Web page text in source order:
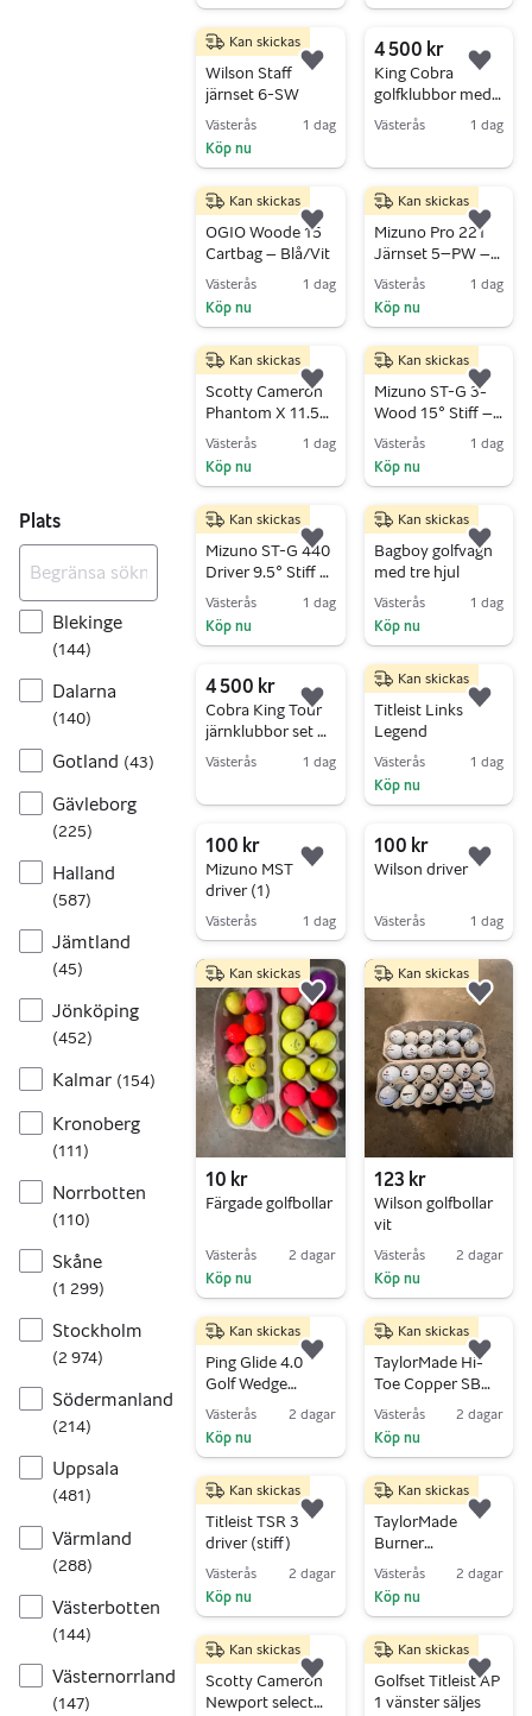
Plats
Blekinge
(144)
Dalarna
(140)
Gotland (43)
Gävleborg
(225)
Halland
(587)
Jämtland
(45)
Jönköping
(452)
Kalmar (154)
Kronoberg
(111)
Norrbotten
(110)
Skåne
(1 299)
Stockholm
(2 974)
Södermanland
(214)
Uppsala
(481)
Värmland
(288)
Västerbotten
(144)
Västernorrland
(147)
2 200 kr
Wilson Staff
järnset 6-SW
Västerås
1 dag
Köp nu
Kan skickas
Lägg till i favoriter.
4 500 kr
King Cobra
golfklubbor med
Green Field
Västerås 1 dag
1 000 kr
OGIO Woode 15
Cartbag – Blå/Vit
Västerås
1 dag
Köp nu
Kan skickas
Lägg till i favoriter.
5 500 kr
Mizuno Pro 221
Järnset 5–PW –
Dynamic Gold
105 S300 Stiff
Västerås
1 dag
Köp nu
Kan skickas
3 000 kr
Scotty Cameron
Phantom X 11.5
putter
Västerås
1 dag
Köp nu
Kan skickas
Lägg till i favoriter.
2 000 kr
Mizuno ST-G 3-
Wood 15° Stiff –
Kai’Li Blue 60S
Västerås
1 dag
Köp nu
Kan skickas
3 000 kr
Mizuno ST-G 440
Driver 9.5° Stiff –
Kai’Li Blue 60S
Västerås
1 dag
Köp nu
Kan skickas
Lägg till i favoriter.
750 kr
Bagboy golfvagn
med tre hjul
Västerås
1 dag
Köp nu
Kan skickas
4 500 kr
Cobra King Tour
järnklubbor set 4-
p
Västerås 1 dag
Lägg till i favoriter.
2 500 kr
Titleist Links
Legend
Västerås
1 dag
Köp nu
Kan skickas
100 kr
Mizuno MST
driver (1)
Västerås 1 dag
Lägg till i favoriter.
100 kr
Wilson driver
Västerås 1 dag
10 kr
Färgade golfbollar
Västerås
2 dagar
Köp nu
Kan skickas
Lägg till i favoriter.
123 kr
Wilson golfbollar
vit
Västerås
2 dagar
Köp nu
Kan skickas
790 kr
Ping Glide 4.0
Golf Wedge
58°/14°
Västerås
2 dagar
Köp nu
Kan skickas
Lägg till i favoriter.
690 kr
TaylorMade Hi-
Toe Copper SB
Golf Wedgar –
50° & 56°
Västerås
2 dagar
Köp nu
Kan skickas
3 399 kr
Titleist TSR 3
driver (stiff)
Västerås
2 dagar
Köp nu
Kan skickas
Lägg till i favoriter.
2 400 kr
TaylorMade
Burner
järnklubbor 5–P
Västerås
2 dagar
Köp nu
Kan skickas
3 000 kr
Scotty Cameron
Newport select
Kan skickas
Lägg till i favoriter.
3 500 kr
Golfset Titleist AP
1 vänster säljes
Kan skickas